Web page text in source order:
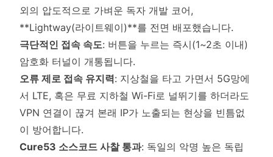
외의 압도적으로 가벼운 독자 개발 코어,
**Lightway(라이트웨이)**를 전면 배포했습니다.
극단적인 접속 속도: 버튼을 누르는 즉시(1~2초 이내)
암호화 터널이 개통됩니다.
오류 제로 접속 유지력: 지상철을 타고 가면서 5G망에
서 LTE, 혹은 무료 지하철 Wi-Fi로 널뛰기를 하더라도
VPN 연결이 끊겨 본래 IP가 노출되는 현상을 빈틈없
이 방어합니다.
Cure53 소스코드 사찰 통과: 독일의 악명 높은 독립